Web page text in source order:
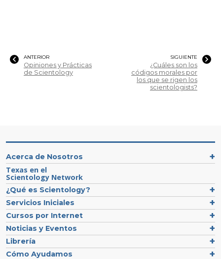
ANTERIOR
Opiniones y Prácticas
de Scientology
SIGUIENTE
¿Cuáles son los
códigos morales por
los que se rigen los
scientologists?
Acerca de Nosotros
Texas en el
Scientology Network
¿Qué es Scientology?
Servicios Iniciales
Cursos por Internet
Noticias y Eventos
Librería
Cómo Ayudamos